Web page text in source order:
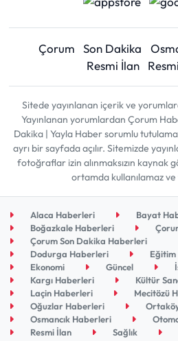
Çorum Son Dakika
Resmi İlan
Sitede yayınlanan içerik ve
Yayınlanan yorumlardan Çorum
Dakika | Yayla Haber sorumlu
ayrı bir sayfada açılır. Sitemizde
fotoğraflar izin alınmaksızın kaynak
ortamda kullanılamaz ve
Alaca Haberleri
Bayat
Boğazkale Haberleri
Çorum Son Dakika Haberleri
Dodurga Haberleri
Eğitim
Ekonomi
Güncel
Kargı Haberleri
Kültür
Laçin Haberleri
Mecitözü
Oğuzlar Haberleri
Osmancık Haberleri
Resmi İlan
Sağlık